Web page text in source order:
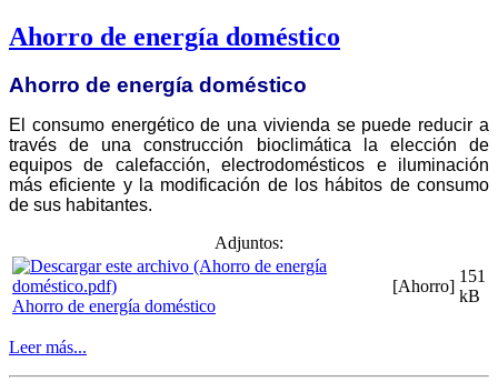
Ahorro de energía doméstico
Ahorro de energía doméstico
El consumo energético de una vivienda se puede reducir a
través de una construcción bioclimática la elección de
equipos de calefacción, electrodomésticos e iluminación
más eficiente y la modificación de los hábitos de consumo
de sus habitantes.
Adjuntos:
Ahorro de energía doméstico
[Ahorro]
151
kB
Leer más...